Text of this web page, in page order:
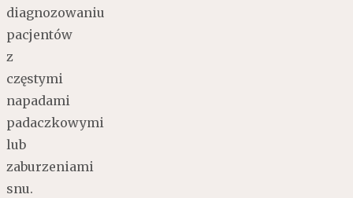
diagnozowaniu
pacjentów
z
częstymi
napadami
padaczkowymi
lub
zaburzeniami
snu.